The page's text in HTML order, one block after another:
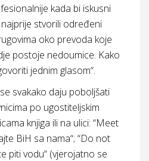
kada bi iskusni
stvorili određeni
oko prevoda koje
postoje nedoumice. Kako
jednim glasom“.
svakako daju poboljšati
po ugostiteljskim
knjiga ili na ulici: “Meet
BiH sa nama“; “Do not
piti vodu“ (vjerojatno se